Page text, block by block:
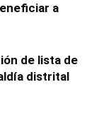
a
de lista de
distrital